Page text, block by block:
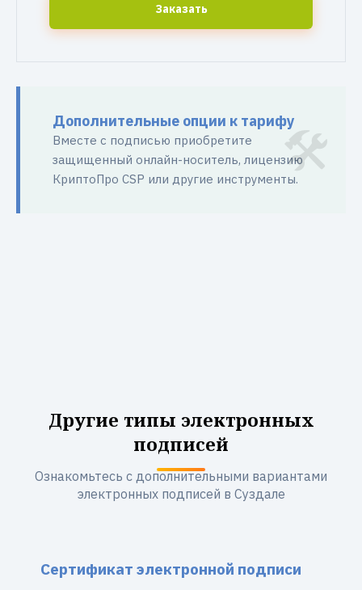
Заказать
Дополнительные опции к тарифу
Вместе с подписью приобретите
защищенный онлайн-носитель, лицензию
КриптоПро CSP или другие инструменты.
Другие типы электронных
подписей
Ознакомьтесь с дополнительными вариантами
электронных подписей в Суздале
Сертификат электронной подписи